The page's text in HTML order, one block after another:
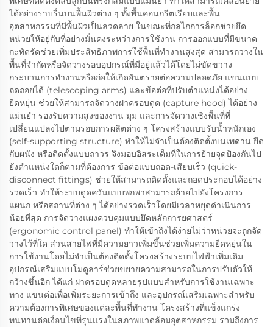
ได้อย่างราบรื่นบนพื้นผิวต่าง ๆ ทั้งพื้นคอนกรีตเรียบและพื้น
อุตสาหกรรมที่มีพื้นผิวเป็นลวดลาย ในขณะที่กลไกการล็อกช่วยยึด
หน่วยให้อยู่กับที่อย่างมั่นคงระหว่างการใช้งาน การออกแบบที่มีขนาด
กะทัดรัดช่วยเพิ่มประสิทธิภาพการใช้พื้นที่ทำงานสูงสุด สามารถวางใน
พื้นที่จำกัดหรือจัดวางรอบอุปกรณ์ที่มีอยู่แล้วได้โดยไม่ขัดขวาง
กระบวนการทำงานหรือก่อให้เกิดอันตรายต่อความปลอดภัย แขนแบบ
ถดถอยได้ (telescoping arms) และข้อต่อที่ปรับตำแหน่งได้อย่าง
ยืดหยุ่น ช่วยให้สามารถจัดวางฝาครอบดูด (capture hood) ได้อย่าง
แม่นยำ รองรับความสูงของงาน มุม และการจัดวางเชิงพื้นที่ที่
เปลี่ยนแปลงไปตามรอบการผลิตต่าง ๆ โครงสร้างแบบรับน้ำหนักเอง
(self-supporting structure) ทำให้ไม่จำเป็นต้องติดตั้งบนเพดาน ยึด
กับผนัง หรือติดตั้งแบบถาวร จึงมอบอิสระเต็มที่ในการย้ายจุดป้องกันไป
ยังตำแหน่งใดก็ตามที่ต้องการ ข้อต่อแบบถอด-เสียบเร็ว (quick-
disconnect fittings) ช่วยให้สามารถติดตั้งและถอดประกอบได้อย่าง
รวดเร็ว ทำให้ระบบดูดควันแบบพกพาสามารถย้ายไปยังโครงการ
แผนก หรือสถานที่ต่าง ๆ ได้อย่างรวดเร็วโดยมีเวลาหยุดดำเนินการ
น้อยที่สุด การจัดวางแผงควบคุมแบบยึดหลักการยศาสตร์
(ergonomic control panel) ทำให้เข้าถึงได้ง่ายไม่ว่าหน่วยจะถูกจัด
วางไว้ที่ใด ส่วนสายไฟที่มีความยาวเพิ่มขึ้นช่วยเพิ่มความยืดหยุ่นใน
การใช้งานโดยไม่จำเป็นต้องติดตั้งโครงสร้างระบบไฟฟ้าเพิ่มเติม
อุปกรณ์เสริมแบบโมดูลาร์ช่วยขยายความสามารถในการปรับตัวให้
กว้างขึ้นอีก ได้แก่ ฝาครอบดูดหลายรูปแบบสำหรับการใช้งานเฉพาะ
ทาง แขนต่อเพื่อเพิ่มระยะการเข้าถึง และอุปกรณ์เสริมเฉพาะสำหรับ
ความต้องการพิเศษของแต่ละพื้นที่ทำงาน โครงสร้างที่แข็งแกร่ง
ทนทานต่อเงื่อนไขที่รุนแรงในสภาพแวดล้อมอุตสาหกรรม รวมถึงการ